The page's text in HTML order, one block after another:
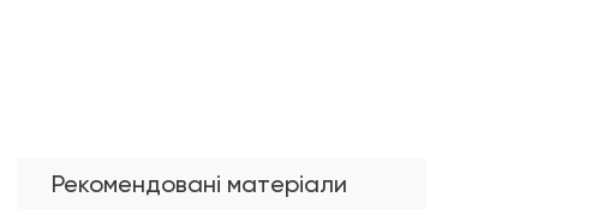
Рекомендовані матеріали